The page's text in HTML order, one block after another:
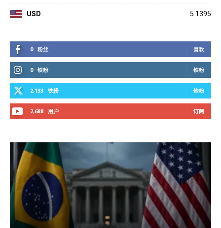
USD 5.1395
0 粉丝 喜欢
0 铁粉 铁粉
2,133 铁粉 铁粉
2,688 用户 订阅